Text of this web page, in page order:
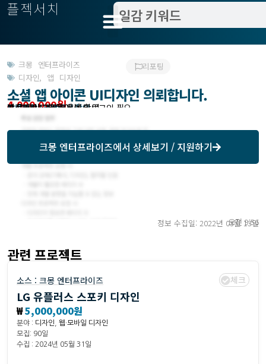
플젝서치
크몽 엔터프라이즈
디자인, 앱 디자인
리포팅
소셜 앱 아이콘 UI디자인 의뢰합니다.
4,000,000원
작업방식 : 외주
모집기한 : 크몽에서 확인
예상기간 : 28일
프로젝트조회 : 크몽에서 로그인 필요
받은제안 : 크몽에서 확인
크몽 엔터프라이즈에서 상세보기 / 지원하기
정보 수집일: 2022년 03월 13일
오전 9:56
관련 프로젝트
소스 : 크몽 엔터프라이즈 체크
LG 유플러스 스포키 디자인
₩5,000,000원
분야 : 디자인
웹·모바일 디자인
모집: 90일
수집 : 2024년 05월 31일